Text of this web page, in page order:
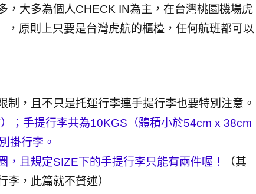
，大多為個人CHECK IN為主，在台灣桃園機場虎
原則上只要是台灣虎航的櫃檯，任何航班都可以
，且不只是托運行李連手提行李也要特別注意。
；手提行李共為10KGS（體積小於54cm x 38cm
掛行李。
且規定SIZE下的手提行李只能有兩件喔！
（其
，此篇就不贅述）